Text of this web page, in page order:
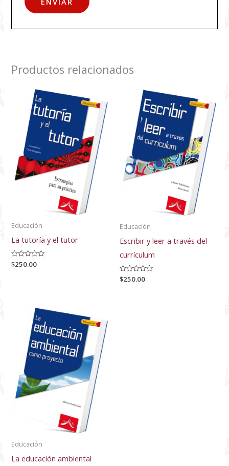
Productos relacionados
Educación
La tutoría y el tutor
Valorado
con
$250.00
Educación
Escribir y leer a través del
currículum
Valorado
con
$250.00
Educación
La educación ambiental